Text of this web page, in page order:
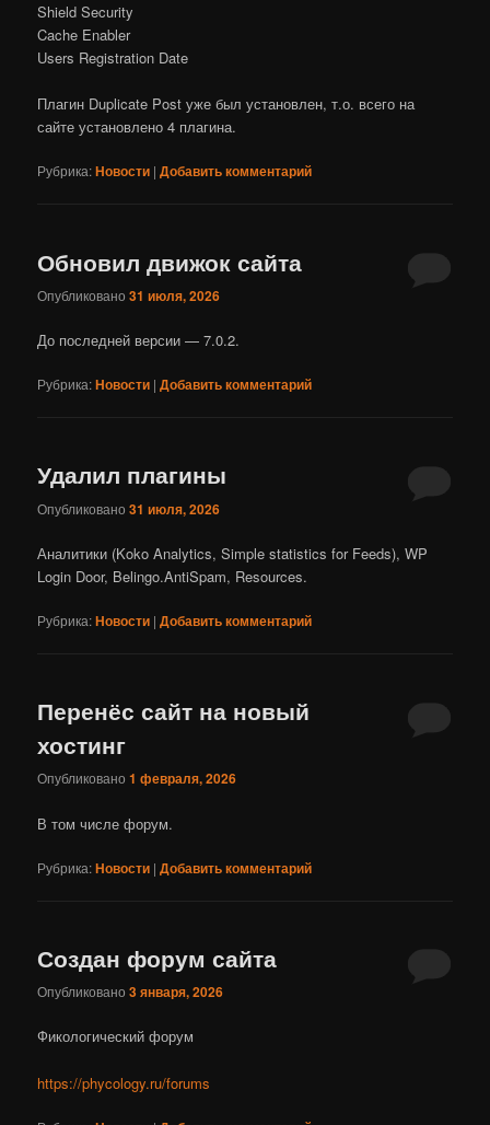
Shield Security
Cache Enabler
Users Registration Date
Плагин Duplicate Post уже был установлен, т.о. всего на
сайте установлено 4 плагина.
Рубрика:Новости |Добавить комментарий
Обновил движок сайта
Опубликовано31 июля, 2026
До последней версии — 7.0.2.
Рубрика:Новости |Добавить комментарий
Удалил плагины
Опубликовано31 июля, 2026
Аналитики (Koko Analytics, Simple statistics for Feeds), WP
Login Door, Belingo.AntiSpam, Resources.
Рубрика:Новости |Добавить комментарий
Перенёс сайт на новый
хостинг
Опубликовано1 февраля, 2026
В том числе форум.
Рубрика:Новости |Добавить комментарий
Создан форум сайта
Опубликовано3 января, 2026
Фикологический форум
https://phycology.ru/forums